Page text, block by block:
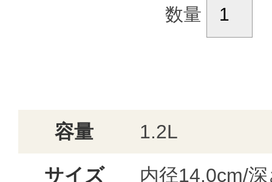
数量
容量
1.2L
サイズ
内径14.0cm/